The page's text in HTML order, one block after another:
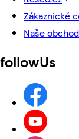
Zákaznické
Naše
followUs